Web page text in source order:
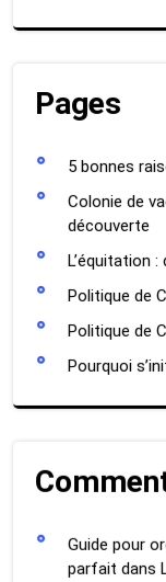
Pages
5 bonnes
Colonie de
découverte
L’équitation
Politique de
Politique de
Pourquoi
Guide pour
parfait dans